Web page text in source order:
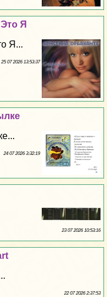
Я
Я...
25 07 2026 13:53:37
24 07 2026 3:32:19
23 07 2026 10:53:16
22 07 2026 2:37:53